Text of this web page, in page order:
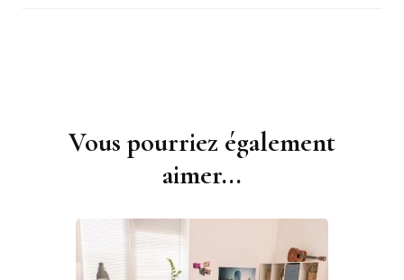
NavigationVous pourriez également
aimer...